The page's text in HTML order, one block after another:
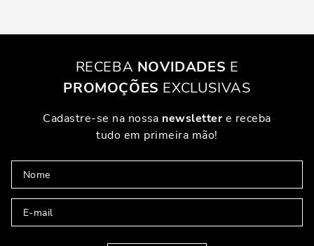
RECEBA NOVIDADES E
PROMOÇÕES EXCLUSIVAS
Cadastre-se na nossa newslettere receba
tudo em primeira mão!